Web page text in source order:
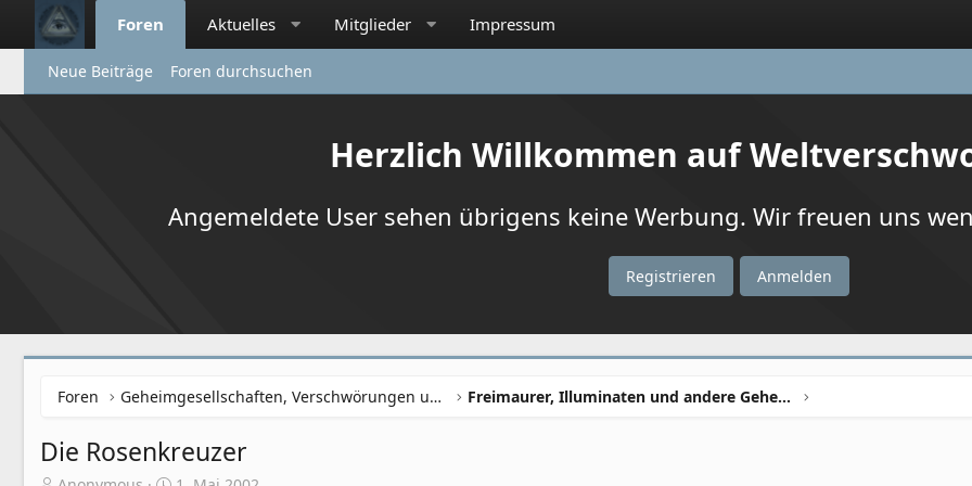
Foren Aktuelles Mitglieder Impressum
Neue Beiträge Foren durchsuchen
Herzlich Willkommen auf
Angemeldete User sehen übrigens keine Werbung. Wir freuen uns
Registrieren Anmelden
Foren Geheimgesellschaften, Verschwörungen und NWO Freimaurer, Illuminaten und andere Geheimbünde
Die Rosenkreuzer